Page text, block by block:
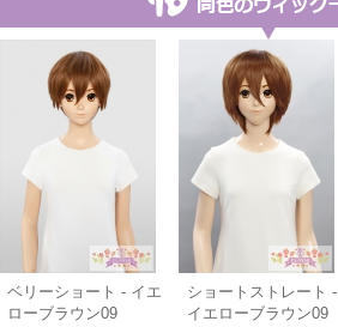
ベリーショート - イエ
ローブラウン09
ショートストレート -
イエローブラウン09